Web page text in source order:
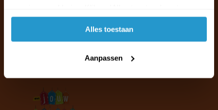
accepteren.
Alles toestaan
Aanpassen
info@jouwoutlet.nl